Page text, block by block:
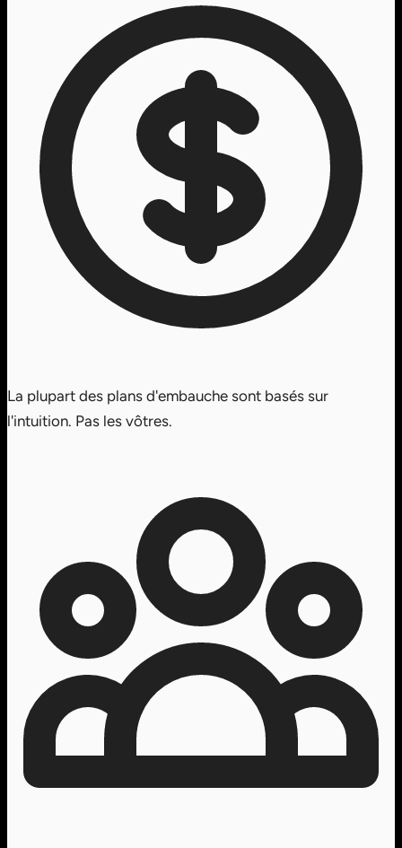
La plupart des plans d'embauche sont basés sur
l'intuition. Pas les vôtres.